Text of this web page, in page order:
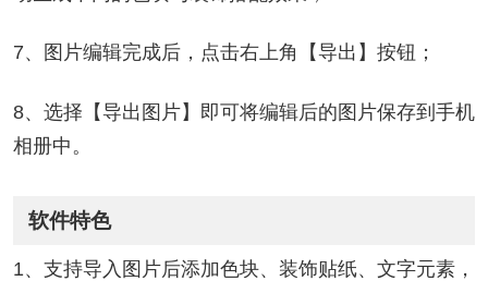
7、图片编辑完成后，点击右上角【导出】按钮；
8、选择【导出图片】即可将编辑后的图片保存到手机
相册中。
软件特色
1、支持导入图片后添加色块、装饰贴纸、文字元素，